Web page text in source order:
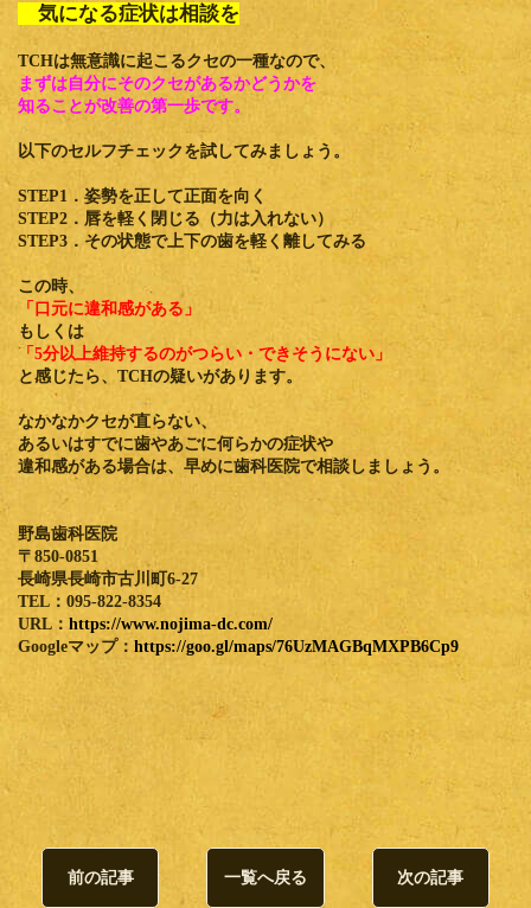
気になる症状は相談を
TCHは無意識に起こるクセの一種なので、
まずは自分にそのクセがあるかどうかを
知ることが改善の第一歩です。
以下のセルフチェックを試してみましょう。
STEP1．姿勢を正して正面を向く
STEP2．唇を軽く閉じる（力は入れない）
STEP3．その状態で上下の歯を軽く離してみる
この時、
「口元に違和感がある」
もしくは
「5分以上維持するのがつらい・できそうにない」
と感じたら、TCHの疑いがあります。
なかなかクセが直らない、
あるいはすでに歯やあごに何らかの症状や
違和感がある場合は、早めに歯科医院で相談しましょう。
野島歯科医院
〒850-0851
長崎県長崎市古川町6-27
TEL：095-822-8354
URL： https://www.nojima-dc.com/
Googleマップ： https://goo.gl/maps/76UzMAGBqMXPB6Cp9
前の記事 一覧へ戻る 次の記事